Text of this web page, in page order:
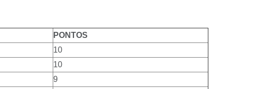
PONTOS
10
10
9